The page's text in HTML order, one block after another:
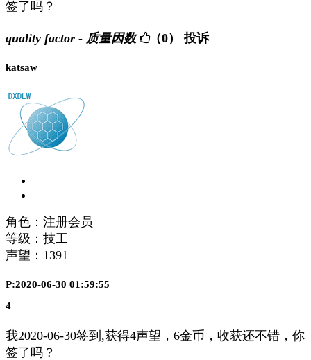
签了吗？
quality factor - 质量因数 （0） 投诉
katsaw
角色：注册会员
等级：技工
声望： 1391
P:2020-06-30 01:59:55
4
我2020-06-30签到,获得4声望，6金币，收获还不错，你
签了吗？